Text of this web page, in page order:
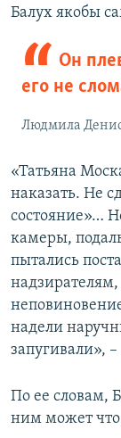
Балух якобы
Он
его не
Людмила
«Татьяна
наказать. Не
состояние»…
камеры,
пытались
надели
запугивали»,
По ее словам,
ним может